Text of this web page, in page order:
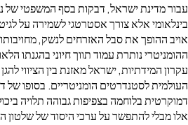
ישראל, דבקות בסף המשפטי של נזק
אלא צורך אסטרטגי לשמירה על
את סבל האזרחים לנשק, מחויבותו של
נותרת עמוד תווך חיוני בהגנתו הלאומית.
ישראל מאזנת בין הציווי להגן על
לסטנדרטים הומניטריים. בסופו של דבר,
בלוחמה בצפיפות גבוהה תלויה ביכולת
להתפשר על ערכי היסוד של שלטון החוק.